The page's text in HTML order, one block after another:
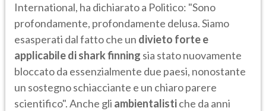
International, ha dichiarato a Politico: "Sono
profondamente, profondamente delusa. Siamo
esasperati dal fatto che un divieto forte e
applicabile di shark finning sia stato nuovamente
bloccato da essenzialmente due paesi, nonostante
un sostegno schiacciante e un chiaro parere
scientifico". Anche gli ambientalistiche da anni